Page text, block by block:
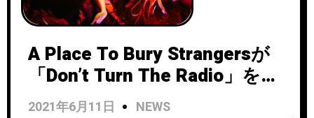
A Place To Bury Strangersが
「Don’t Turn The Radio」をリ
リース！
2021年6月11日 NEWS